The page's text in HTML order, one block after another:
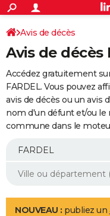
ACTUALITÉS
Politique
Société
Faits Divers
Education
Monde
Villes
+
SPORT
Coupe du monde 2026
Football
Tennis
Cyclisme
Rugby
Forum
Programme TV
TNT
Streaming
Cinéma
Sorties cinéma
Musique
+
FINANCE
Retraite
Epargne
Immobilier
Risques naturels par ville
Banque
Assurance
AUTO
Essais
Réserver un essai
Citadines
Berlines
SUV
Forum auto
+
Mobiles
Meilleur smartphone
Internet
Ordinateurs
Jeux vidéo
Guide high-tech
Aménagement intérieur
LIFESTYLE
Avis de décès
Avis de décès
Accédez gratuitement
FARDEL. Vous pouvez
avis de décès ou un avis
nom d'un défunt et/ou le
commune dans le
NOUVEAU : publiez un